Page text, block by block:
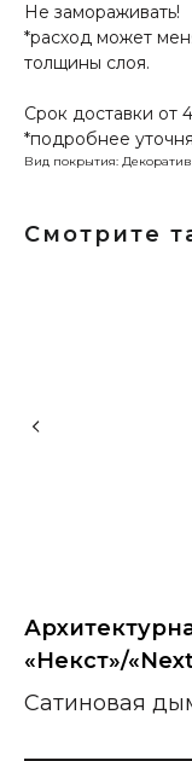
Не замораживать!
*расход может
толщины слоя.
Срок доставки от
*подробнее
Вид покрытия:
Смотрите
«Некст»/
Сатиновая